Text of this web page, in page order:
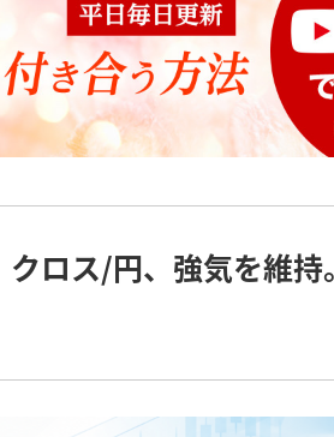
ロス/円、強気を維持。